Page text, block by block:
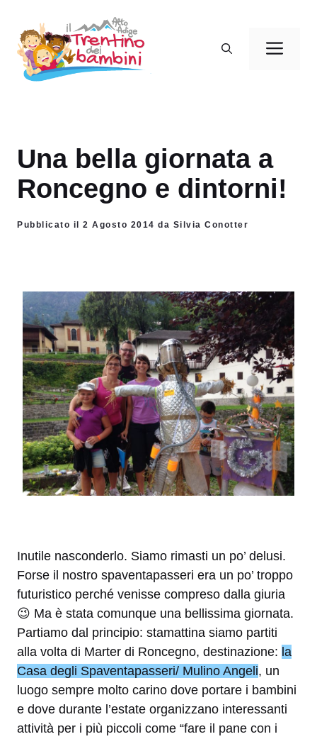
contenuto
Una bella giornata a
Roncegno e dintorni!
Pubblicato il 2 Agosto 2014 da Silvia Conotter
Inutile nasconderlo. Siamo rimasti un po’ delusi.
Forse il nostro spaventapasseri era un po’ troppo
futuristico perché venisse compreso dalla giuria
😉 Ma è stata comunque una bellissima giornata.
Partiamo dal principio: stamattina siamo partiti
alla volta di Marter di Roncegno, destinazione: la
Casa degli Spaventapasseri/ Mulino Angeli, un
luogo sempre molto carino dove portare i bambini
e dove durante l’estate organizzano interessanti
attività per i più piccoli come “fare il pane con i